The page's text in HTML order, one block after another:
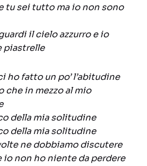
tu sei tutto ma io non sono
il cielo azzurro e io
piastrelle
ho fatto un po’ l’abitudine
che in mezzo al mio
della mia solitudine
della mia solitudine
ne dobbiamo discutere
io non ho niente da perdere